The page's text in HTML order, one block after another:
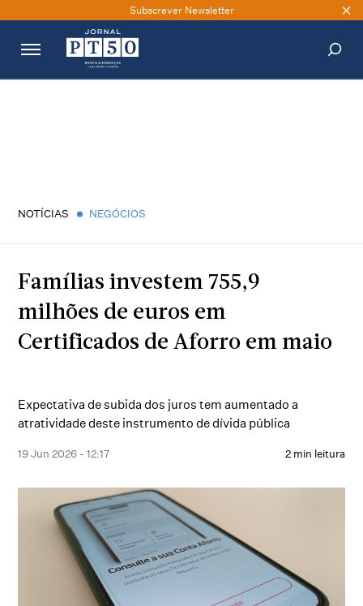
Subscrever Newsletter
NOTÍCIAS NEGÓCIOS
Famílias investem 755,9
milhões de euros em
Certificados de Aforro em maio
Expectativa de subida dos juros tem aumentado a
atratividade deste instrumento de dívida pública
19 Jun 2026 - 12:17 2 min leitura